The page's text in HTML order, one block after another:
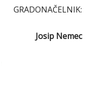
GRADONAČELNIK:
Josip Nemec